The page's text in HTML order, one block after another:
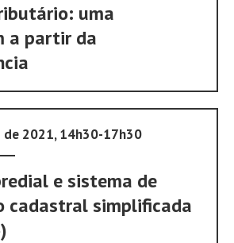
uma
a partir da
de 2021, 14h30-17h30
e sistema de
cadastral simplificada